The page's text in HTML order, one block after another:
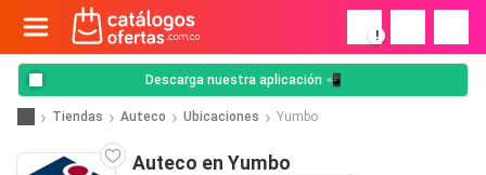
!
Descarga nuestra aplicación 📲
Tiendas Auteco Ubicaciones Yumbo
Auteco en Yumbo